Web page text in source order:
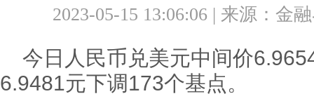
2023-05-15 13:06:06 | 来源： 金
今日人民币兑美元中间价
6.9481元下调173个基点。